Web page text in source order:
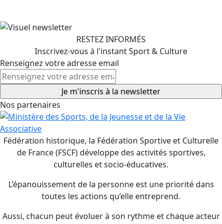
RESTEZ INFORMÉS
Inscrivez-vous à l'instant Sport & Culture
Renseignez votre adresse email
Nos partenaires
Fédération historique, la Fédération Sportive et Culturelle
de France (FSCF) développe des activités sportives,
culturelles et socio-éducatives.
L’épanouissement de la personne est une priorité dans
toutes les actions qu’elle entreprend.
Aussi, chacun peut évoluer à son rythme et chaque acteur